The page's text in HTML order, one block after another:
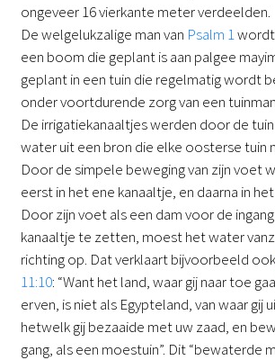
ongeveer 16 vierkante meter verdeelden.
De welgelukzalige man van Psalm 1wordt
een boom die geplant is aan palgee
geplant in een tuin die regelmatig wordt
onder voortdurende zorg van een
De irrigatiekanaaltjes werden door de
water uit een bron die elke oosterse tuin
Door de simpele beweging van zijn voet
eerst in het ene kanaaltje, en daarna in
Door zijn voet als een dam voor de
kanaaltje te zetten, moest het water
richting op. Dat verklaart bijvoorbeeld ook
11:10: “Want het land, waar gij naar toe
erven, is niet als Egypteland, van waar gij
hetwelk gij bezaaide met uw zaad, en
gang, als een moestuin”. Dit “bewaterde